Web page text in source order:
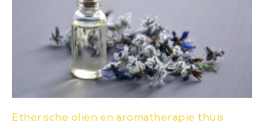
Etherische oliën en aromatherapie thuis